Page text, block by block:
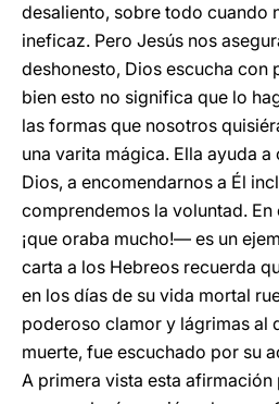
desaliento, sobre todo cuando
ineficaz. Pero Jesús nos
deshonesto, Dios escucha con
bien esto no significa que lo
las formas que nosotros
una varita mágica. Ella ayuda
Dios, a encomendarnos a Él
comprendemos la voluntad.
¡que oraba mucho!— es un
carta a los Hebreos recuerda
en los días de su vida mortal
poderoso clamor y lágrimas al
muerte, fue escuchado por su
A primera vista esta